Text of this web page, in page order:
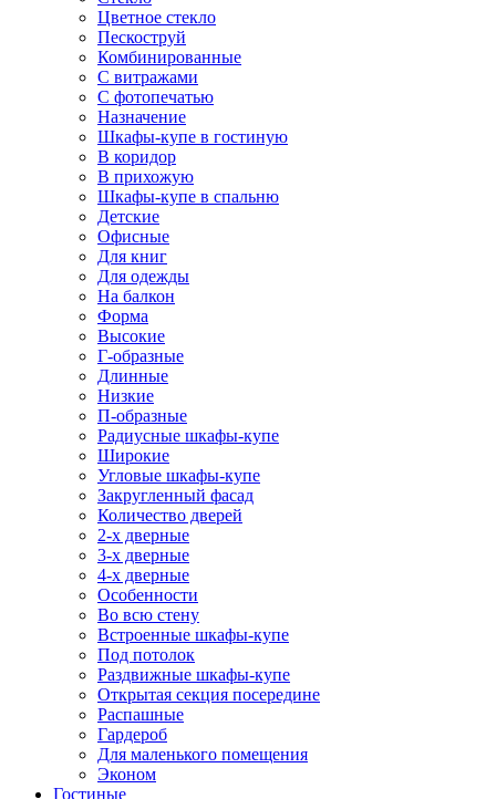
Цветное стекло
Пескоструй
Комбинированные
С витражами
С фотопечатью
Назначение
Шкафы-купе в гостиную
В коридор
В прихожую
Шкафы-купе в спальню
Детские
Офисные
Для книг
Для одежды
На балкон
Форма
Высокие
Г-образные
Длинные
Низкие
П-образные
Радиусные шкафы-купе
Широкие
Угловые шкафы-купе
Закругленный фасад
Количество дверей
2-х дверные
3-х дверные
4-х дверные
Особенности
Во всю стену
Встроенные шкафы-купе
Под потолок
Раздвижные шкафы-купе
Открытая секция посередине
Распашные
Гардероб
Для маленького помещения
Эконом
Гостиные